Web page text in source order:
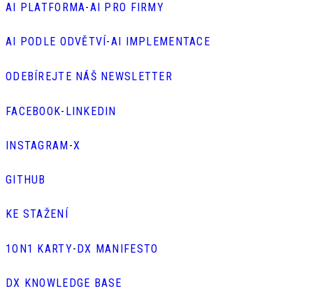
AI PLATFORMA-AI PRO FIRMY
AI PODLE ODVĚTVÍ-AI IMPLEMENTACE
ODEBÍREJTE NÁŠ NEWSLETTER
FACEBOOK- LINKEDIN
INSTAGRAM-X
GITHUB
KE STAŽENÍ
1ON1 KARTY-DX MANIFESTO
DX KNOWLEDGE BASE